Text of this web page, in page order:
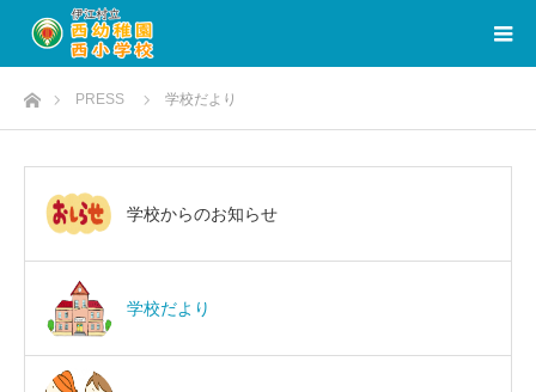
ホームPRESS 学校だより
学校からのお知らせ
学校だより